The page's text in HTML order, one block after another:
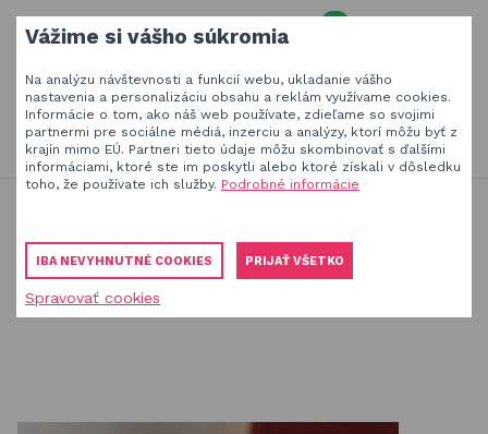
Váš e-mail
Vaše heslo
PŘIHLÁSIT
0
+420777 230 065
PO-PIA 8-18 hod.
Slnečníky a tieniaca technika
Drevené hračky
Stavebnice Qman
HĽADAŤ
Drevené záhradné KOCKY maxi
Drevené záhradné KOCKY maxi
Vážime si vášho súkromia
Na analýzu návštevnosti a funkcií webu, ukladanie vášho
nastavenia a personalizáciu obsahu a reklám využívame cookies.
Informácie o tom, ako náš web používate, zdieľame so svojimi
partnermi pre sociálne médiá, inzerciu a analýzy, ktorí môžu byť z
krajín mimo EÚ. Partneri tieto údaje môžu skombinovať s ďalšími
informáciami, ktoré ste im poskytli alebo ktoré získali v dôsledku
toho, že používate ich služby. Podrobné informácie
IBA NEVYHNUTNÉ COOKIES PRIJAŤ VŠETKO
Spravovať cookies